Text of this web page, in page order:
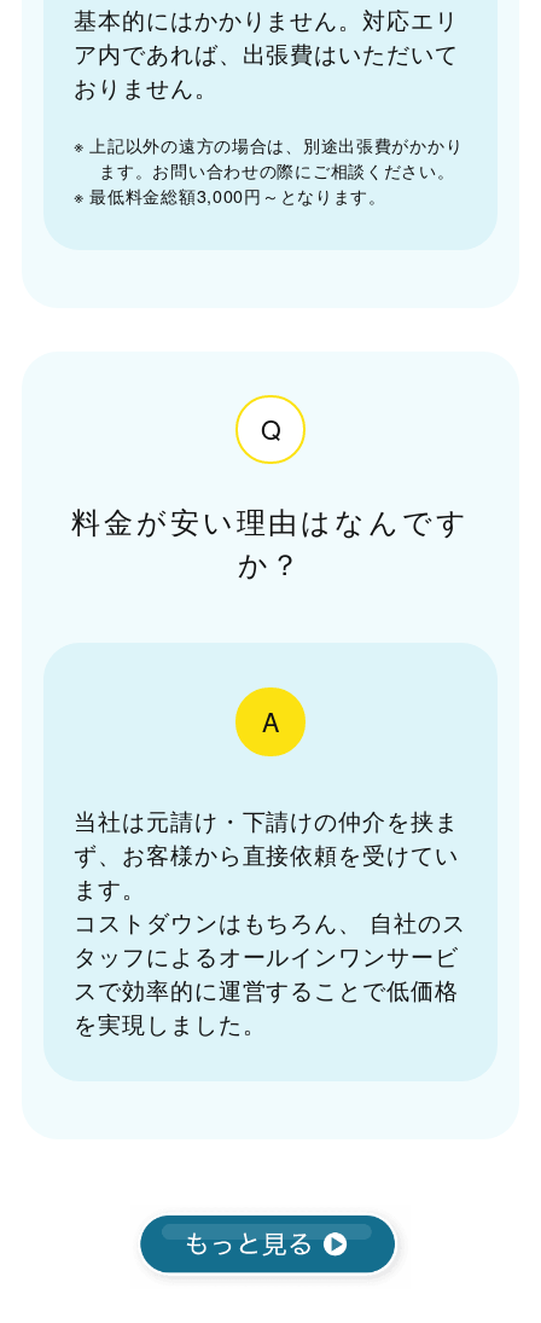
基本的にはかかりません。対応エリ
ア内であれば、出張費はいただいて
おりません。
※ 上記以外の遠方の場合は、別途出張費がかかり
ます。お問い合わせの際にご相談ください。
※ 最低料金総額3,000円～となります。
Q
料金が安い理由はなんです
か？
A
当社は元請け・下請けの仲介を挟ま
ず、お客様から直接依頼を受けてい
ます。
コストダウンはもちろん、
自社のス
タッフによるオールインワンサービ
スで効率的に運営することで低価格
を実現しました。